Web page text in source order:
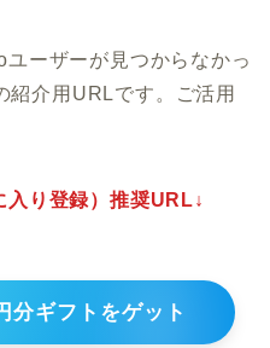
ーザーが見つからなかっ
紹介用URLです。ご活用
入り登録）推奨URL↓
分ギフトをゲット